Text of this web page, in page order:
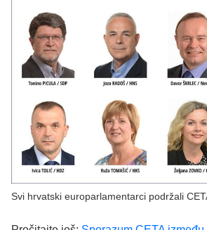
Svi hrvatski europarlamentarci podržali